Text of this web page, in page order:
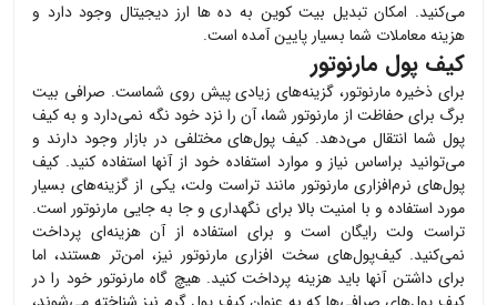
می‌کنید. امکان تبدیل بیت کوین به ده ها ارز دیجیتال وجود دارد و
هزینه معاملات شما بسیار پایین آمده است.
کیف پول مارنوتور
برای ذخیره مارنوتور، گزینه‌های زیادی پیش روی شماست. صرافی بیت
برگ برای حفاظت از مارنوتور شما، آن را نزد خود نگه نمی‌دارد و به کیف
پول شما انتقال می‌دهد. کیف پول‌های مختلفی در بازار وجود دارند و
می‌توانید براساس نیاز و موارد استفاده خود از آنها استفاده کنید. کیف
پول‌های نرم‌افزاریمارنوتور مانند تراست ولت، یکی از گزینه‌های بسیار
مورد استفاده و با امنیت بالا برای نگهداری و جا به جایی مارنوتور است.
تراست ولت رایگان است و برای استفاده از آن هزینه‌ای پرداخت
نمی‌کنید. کیف‌پول‌های سخت افزاری مارنوتور نیز، امن‌تر هستند، اما
برای داشتن آنها باید هزینه پرداخت کنید. هیچ گاه مارنوتور خود را در